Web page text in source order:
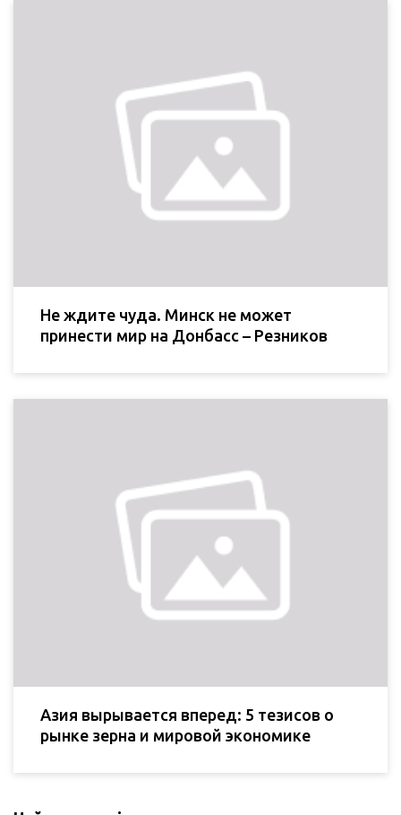
Не ждите чуда. Минск не может
принести мир на Донбасс – Резников
Азия вырывается вперед: 5 тезисов о
рынке зерна и мировой экономике